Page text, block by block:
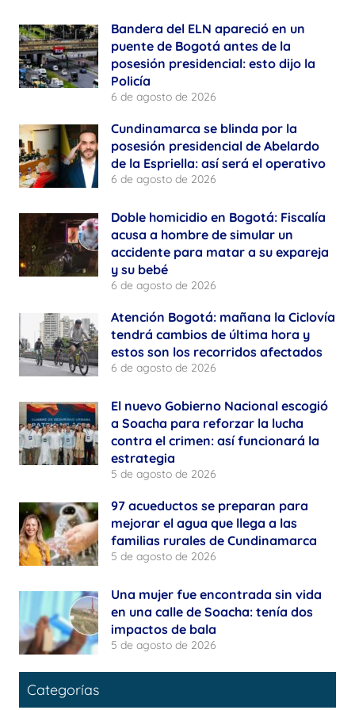
Bandera del ELN apareció en un
puente de Bogotá antes de la
posesión presidencial: esto dijo la
Policía
6 de agosto de 2026
Cundinamarca se blinda por la
posesión presidencial de Abelardo
de la Espriella: así será el operativo
6 de agosto de 2026
Doble homicidio en Bogotá: Fiscalía
acusa a hombre de simular un
accidente para matar a su expareja
y su bebé
6 de agosto de 2026
Atención Bogotá: mañana la Ciclovía
tendrá cambios de última hora y
estos son los recorridos afectados
6 de agosto de 2026
El nuevo Gobierno Nacional escogió
a Soacha para reforzar la lucha
contra el crimen: así funcionará la
estrategia
5 de agosto de 2026
97 acueductos se preparan para
mejorar el agua que llega a las
familias rurales de Cundinamarca
5 de agosto de 2026
Una mujer fue encontrada sin vida
en una calle de Soacha: tenía dos
impactos de bala
5 de agosto de 2026
Categorías